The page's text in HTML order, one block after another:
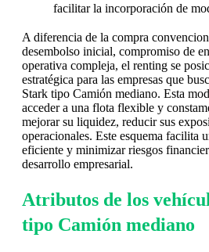
facilitar la incorporación de
A diferencia de la compra
desembolso inicial, compromiso de
operativa compleja, el renting se
estratégica para las empresas que
Stark tipo Camión mediano. Esta
acceder a una flota flexible y
mejorar su liquidez, reducir sus
operacionales. Este esquema facilita
eficiente y minimizar riesgos
desarrollo empresarial.
Atributos de los
tipo Camión mediano